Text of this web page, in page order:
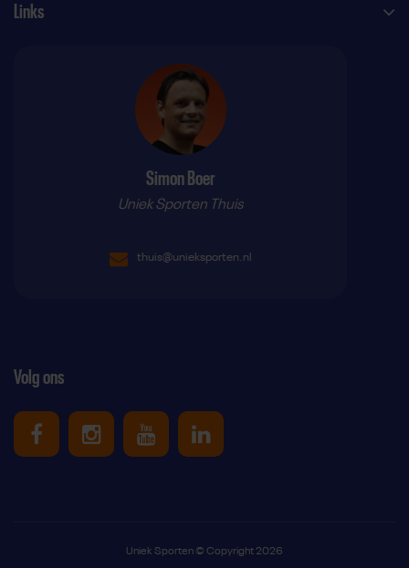
Links
Volg ons
Uniek Sporten op Facebook
Uniek Sporten op Instagram
Uniek Sporten op Youtube
Uniek Sporten op
Simon Boer
Uniek Sporten Thuis
thuis@unieksporten.nl
Uniek Sporten © Copyright 2026